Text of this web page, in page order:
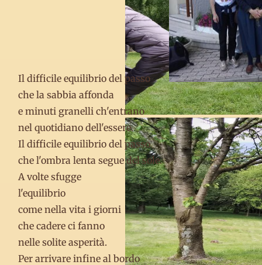
Il difficile equilibrio del passo
che la sabbia affonda
e minuti granelli ch'entrano
nel quotidiano dell'essere.
Il difficile equilibrio del passo
che l'ombra lenta segue del sole.
A volte sfugge
l'equilibrio
come nella vita i giorni
che cadere ci fanno
nelle solite asperità.
Per arrivare infine al bordo